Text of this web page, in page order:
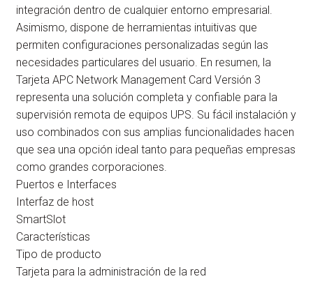
integración dentro de cualquier entorno empresarial.
Asimismo, dispone de herramientas intuitivas que
permiten configuraciones personalizadas según las
necesidades particulares del usuario. En resumen, la
Tarjeta APC Network Management Card Versión 3
representa una solución completa y confiable para la
supervisión remota de equipos UPS. Su fácil instalación y
uso combinados con sus amplias funcionalidades hacen
que sea una opción ideal tanto para pequeñas empresas
como grandes corporaciones.
Puertos e Interfaces
Interfaz de host
SmartSlot
Características
Tipo de producto
Tarjeta para la administración de la red